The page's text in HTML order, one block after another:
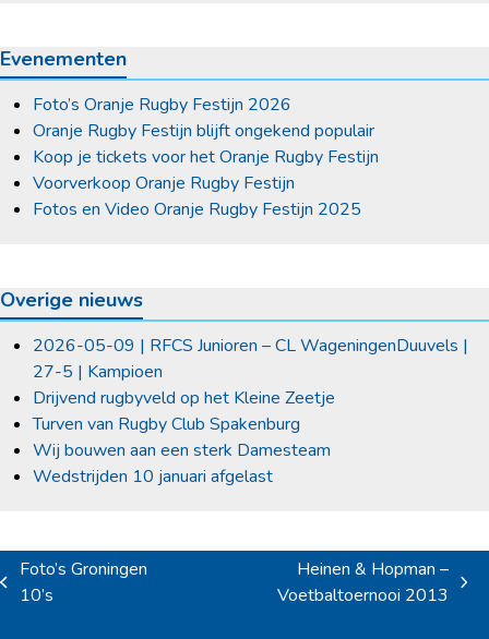
Evenementen
Foto’s Oranje Rugby Festijn 2026
Oranje Rugby Festijn blijft ongekend populair
Koop je tickets voor het Oranje Rugby Festijn
Voorverkoop Oranje Rugby Festijn
Fotos en Video Oranje Rugby Festijn 2025
Overige nieuws
2026-05-09 | RFCS Junioren – CL WageningenDuuvels |
27-5 | Kampioen
Drijvend rugbyveld op het Kleine Zeetje
Turven van Rugby Club Spakenburg
Wij bouwen aan een sterk Damesteam
Wedstrijden 10 januari afgelast
previous
Foto’s Groningen
10’s
Heinen & Hopman –
Voetbaltoernooi 2013